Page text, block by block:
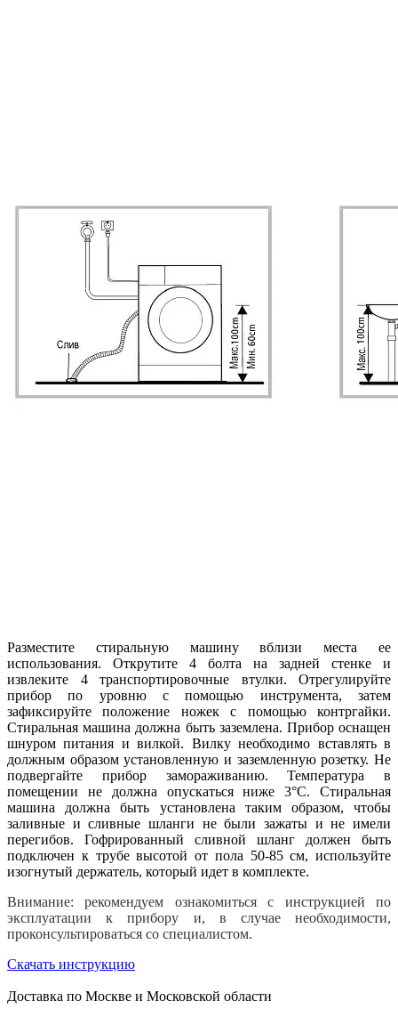
Разместите стиральную машину вблизи места ее
использования. Открутите 4 болта на задней стенке и
извлеките 4 транспортировочные втулки. Отрегулируйте
прибор по уровню с помощью инструмента, затем
зафиксируйте положение ножек с помощью контргайки.
Стиральная машина должна быть заземлена. Прибор оснащен
шнуром питания и вилкой. Вилку необходимо вставлять в
должным образом установленную и заземленную розетку. Не
подвергайте прибор замораживанию. Температура в
помещении не должна опускаться ниже 3°C. Стиральная
машина должна быть установлена таким образом, чтобы
заливные и сливные шланги не были зажаты и не имели
перегибов. Гофрированный сливной шланг должен быть
подключен к трубе высотой от пола 50-85 см, используйте
изогнутый держатель, который идет в комплекте.
Внимание: рекомендуем ознакомиться с инструкцией по
эксплуатации к прибору и, в случае необходимости,
проконсультироваться со специалистом.
Скачать инструкцию
Доставка по Москве и Московской области